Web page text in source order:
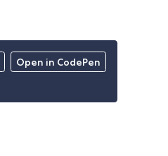
Open in CodePen